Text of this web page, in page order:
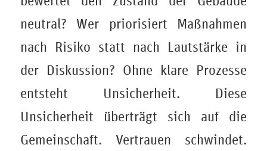
neutral? Wer priorisiert Maßnahmen
nach Risiko statt nach Lautstärke in
der Diskussion? Ohne klare Prozesse
entsteht Unsicherheit. Diese
Unsicherheit überträgt sich auf die
Gemeinschaft. Vertrauen schwindet.